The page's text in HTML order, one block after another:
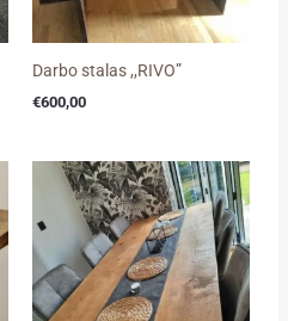
Darbo stalas ,,RIVO”
€600,00